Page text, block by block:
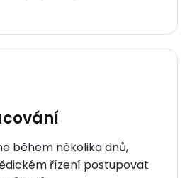
během několika dnů,
řízení postupovat